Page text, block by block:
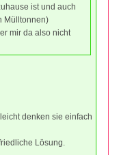
ist und auch
Mülltonnen)
mir da also nicht
denken sie einfach
Lösung.